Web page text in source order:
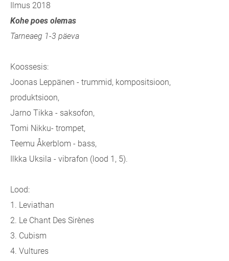
Ilmus 2018
Kohe poes olemas
Tarneaeg 1-3 päeva
Koossesis:
Joonas Leppänen - trummid, kompositsioon,
produktsioon,
Jarno Tikka - saksofon,
Tomi Nikku- trompet,
Teemu Åkerblom - bass,
Ilkka Uksila - vibrafon (lood 1, 5).
Lood:
1. Leviathan
2. Le Chant Des Sirènes
3. Cubism
4. Vultures